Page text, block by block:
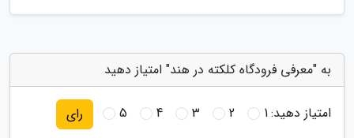
به "معرفی فرودگاه کلکته در هند" امتیاز دهید
امتیاز دهید:1
2
3
4
5 رای